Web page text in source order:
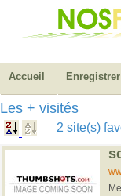
Accueil
Les + visités
2 site(s)